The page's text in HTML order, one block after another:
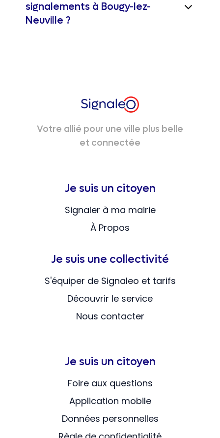
signalements à Bougy-lez-
Neuville ?
Votre allié pour une ville plus belle
et connectée
Je suis un citoyen
Signaler à ma mairie
À Propos
Je suis une collectivité
S'équiper de Signaleo et tarifs
Découvrir le service
Nous contacter
Je suis un citoyen
Foire aux questions
Application mobile
Données personnelles